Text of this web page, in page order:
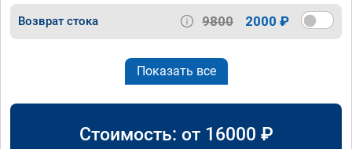
Возврат стока 9800 2000 ₽
Показать все
Стоимость: от 16000 ₽